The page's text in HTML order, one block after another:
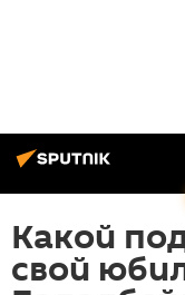
Какой
свой